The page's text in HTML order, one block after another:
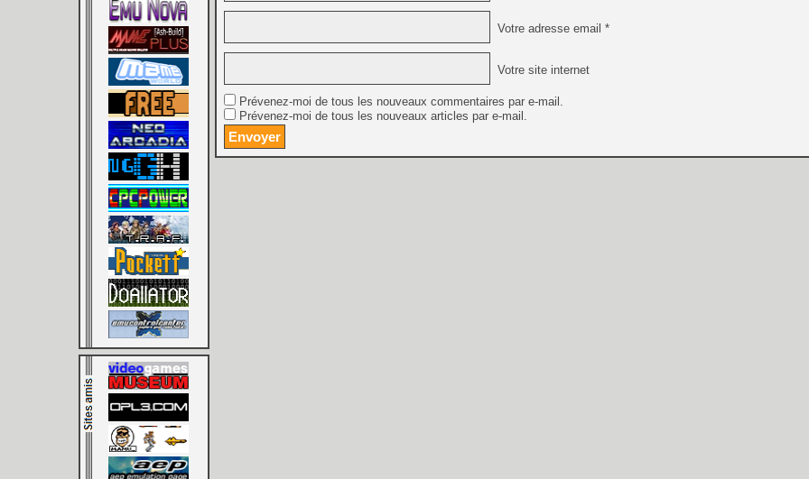
Votre adresse email *
Votre site internet
Prévenez-moi de tous les nouveaux commentaires par e-mail.
Prévenez-moi de tous les nouveaux articles par e-mail.